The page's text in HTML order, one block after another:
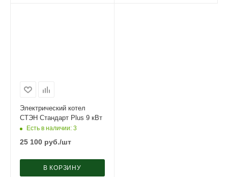
Электрический котел
СТЭН Стандарт Plus 9 кВт
Есть в наличии: 3
25 100 руб./шт
В КОРЗИНУ